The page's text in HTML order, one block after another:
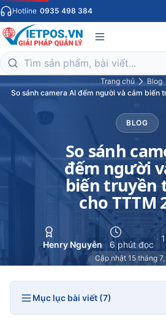
Hotline 0935 498 384
Trang chủ
Blog
So sánh camera AI đếm người và cảm biến
BLOG
So sánh
đếm người
biến truyền
cho TTTM
Henry Nguyễn
·
6 phút đọc
·
Cập nhật 15 tháng
Mục lục bài viết (7)